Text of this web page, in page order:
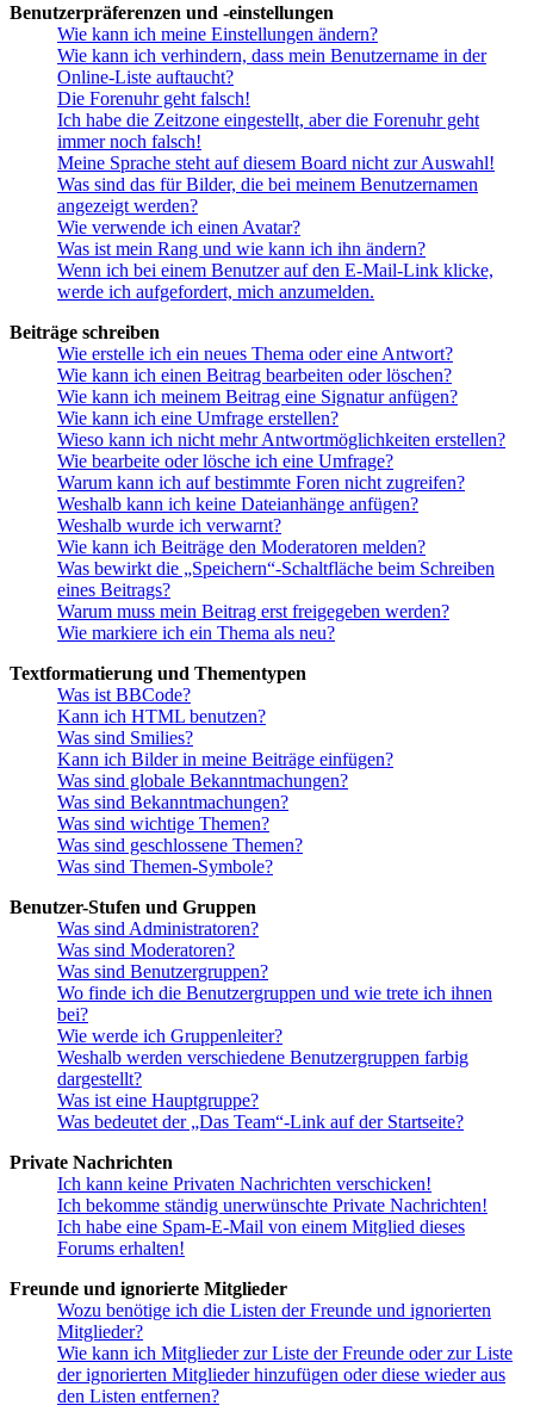
Benutzerpräferenzen und -einstellungen
Wie kann ich meine Einstellungen ändern?
Wie kann ich verhindern, dass mein Benutzername in der
Online-Liste auftaucht?
Die Forenuhr geht falsch!
Ich habe die Zeitzone eingestellt, aber die Forenuhr geht
immer noch falsch!
Meine Sprache steht auf diesem Board nicht zur Auswahl!
Was sind das für Bilder, die bei meinem Benutzernamen
angezeigt werden?
Wie verwende ich einen Avatar?
Was ist mein Rang und wie kann ich ihn ändern?
Wenn ich bei einem Benutzer auf den E-Mail-Link klicke,
werde ich aufgefordert, mich anzumelden.
Beiträge schreiben
Wie erstelle ich ein neues Thema oder eine Antwort?
Wie kann ich einen Beitrag bearbeiten oder löschen?
Wie kann ich meinem Beitrag eine Signatur anfügen?
Wie kann ich eine Umfrage erstellen?
Wieso kann ich nicht mehr Antwortmöglichkeiten erstellen?
Wie bearbeite oder lösche ich eine Umfrage?
Warum kann ich auf bestimmte Foren nicht zugreifen?
Weshalb kann ich keine Dateianhänge anfügen?
Weshalb wurde ich verwarnt?
Wie kann ich Beiträge den Moderatoren melden?
Was bewirkt die „Speichern“-Schaltfläche beim Schreiben
eines Beitrags?
Warum muss mein Beitrag erst freigegeben werden?
Wie markiere ich ein Thema als neu?
Textformatierung und Thementypen
Was ist BBCode?
Kann ich HTML benutzen?
Was sind Smilies?
Kann ich Bilder in meine Beiträge einfügen?
Was sind globale Bekanntmachungen?
Was sind Bekanntmachungen?
Was sind wichtige Themen?
Was sind geschlossene Themen?
Was sind Themen-Symbole?
Benutzer-Stufen und Gruppen
Was sind Administratoren?
Was sind Moderatoren?
Was sind Benutzergruppen?
Wo finde ich die Benutzergruppen und wie trete ich ihnen
bei?
Wie werde ich Gruppenleiter?
Weshalb werden verschiedene Benutzergruppen farbig
dargestellt?
Was ist eine Hauptgruppe?
Was bedeutet der „Das Team“-Link auf der Startseite?
Private Nachrichten
Ich kann keine Privaten Nachrichten verschicken!
Ich bekomme ständig unerwünschte Private Nachrichten!
Ich habe eine Spam-E-Mail von einem Mitglied dieses
Forums erhalten!
Freunde und ignorierte Mitglieder
Wozu benötige ich die Listen der Freunde und ignorierten
Mitglieder?
Wie kann ich Mitglieder zur Liste der Freunde oder zur Liste
der ignorierten Mitglieder hinzufügen oder diese wieder aus
den Listen entfernen?